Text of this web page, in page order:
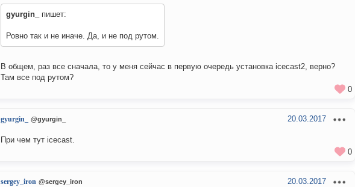
gyurgin_ пишет:
Ровно так и не иначе. Да, и не под рутом.
В общем, раз все сначала, то у меня сейчас в первую очередь установка icecast2, верно?
Там все под рутом?
0
gyurgin_ @gyurgin_ 20.03.2017
При чем тут icecast.
0
sergey_iron @sergey_iron 20.03.2017